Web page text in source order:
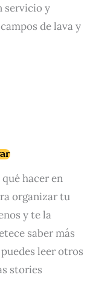
servicio y
de lava y
hacer en
organizar tu
y te la
saber más
leer otros
stories